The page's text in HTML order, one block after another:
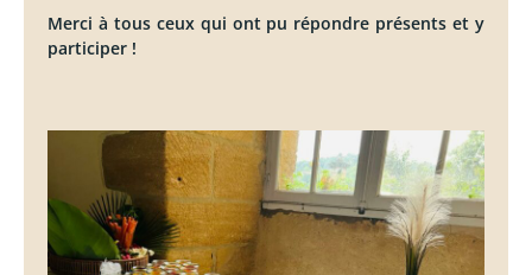
Merci à tous ceux qui ont pu répondre présents et y
participer !